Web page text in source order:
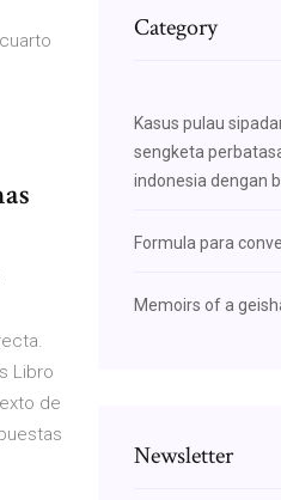
Libro
de
Category
Kasus pulau
sengketa
indonesia dengan
Formula para
Memoirs of a
Newsletter